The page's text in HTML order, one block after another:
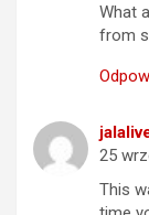
What
from
25
This